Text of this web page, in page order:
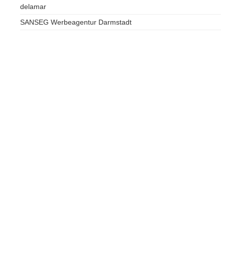
delamar
SANSEG Werbeagentur Darmstadt